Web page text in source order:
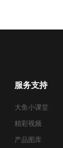
服务支持
大鱼小课堂
精彩视频
产品图库